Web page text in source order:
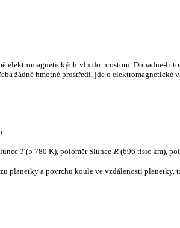
vln do prostoru. Dopadne-li
žádné hmotné prostředí, jde o elektromagnetické
T(5 780 K), poloměr Slunce R(696 tisíc km),
planetky a povrchu koule ve vzdálenosti planetky,